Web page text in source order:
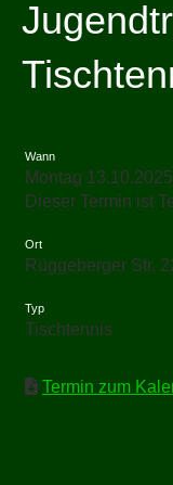
Wann
Montag
Dieser Termin ist
Ort
Rüggeberger Str.
Typ
Tischtennis
Termin zum